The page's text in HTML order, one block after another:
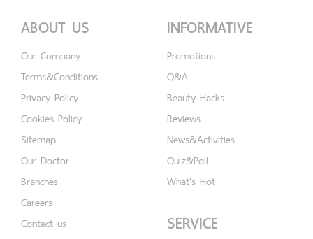
ABOUT US
Our Company
Terms&Conditions
Privacy Policy
Cookies Policy
Sitemap
Our Doctor
Branches
Careers
Contact us
INFORMATIVE
Promotions
Q&A
Beauty Hacks
Reviews
News&Activities
Quiz&Poll
What's Hot
SERVICE